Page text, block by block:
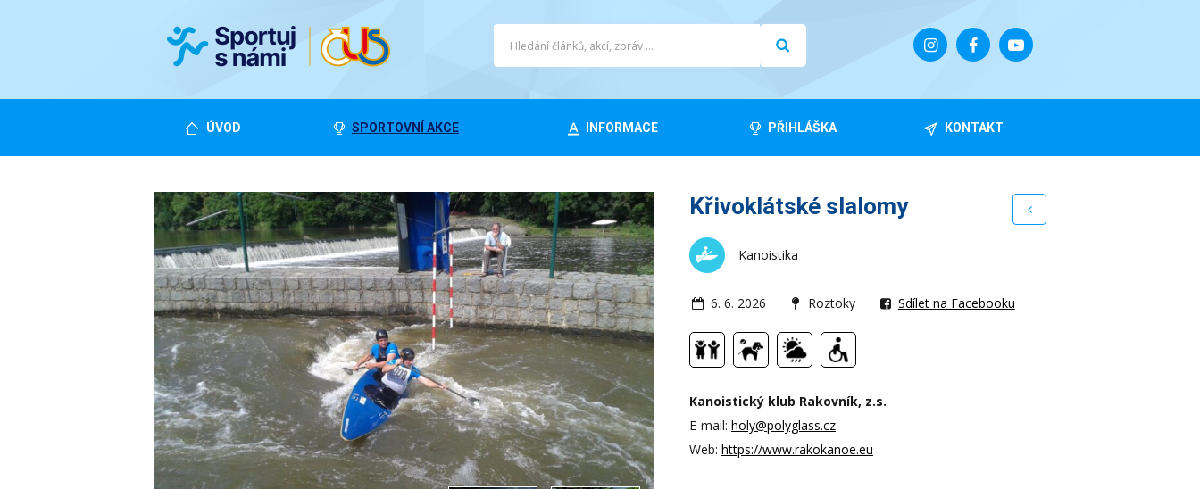
ÚVOD SPORTOVNÍ AKCE INFORMACE PŘIHLÁŠKA KONTAKT
Křivoklátské slalomy
Kanoistika
6. 6. 2026 Roztoky Sdílet na Facebooku
Kanoistický klub Rakovník, z.s.
E-mail: holy@polyglass.cz
Web: https://www.rakokanoe.eu